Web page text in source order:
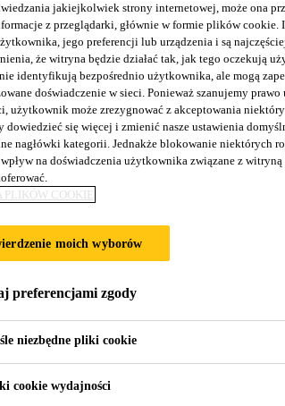
realizacje Baza wiedzy / Dokumentacja
MIELNO
jakiejkolwiek strony internetowej, może ona
z przeglądarki, głównie w formie plików cookie.
jego preferencji lub urządzenia i są
że witryna będzie działać tak, jak tego oczekują
identyfikują bezpośrednio użytkownika, ale mogą
doświadczenie w sieci. Ponieważ szanujemy
użytkownik może zrezygnować z akceptowania
dowiedzieć się więcej i zmienić nasze ustawienia
nagłówki kategorii. Jednakże blokowanie niektórych
na doświadczenia użytkownika związane z witryną
PLIKÓW COOKIE
moich wyborów
preferencjami zgody
niezbędne pliki cookie
cookie wydajności